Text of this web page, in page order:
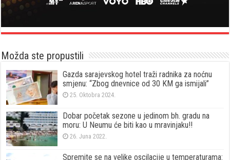
Možda ste propustili
Gazda sarajevskog hotel traži radnika za noćnu
smjenu: “Zbog dnevnice od 30 KM ga ismijali”
25. Oktobra 2024.
Dobar početak sezone u jedinom bh. gradu na
moru: U Neumu će biti kao u mravinjaku!!
26. Juna 2022.
Spremite se na velike oscilacije u temperaturama: